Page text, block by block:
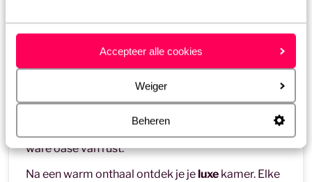
Accepteer alle cookies
Weiger
Beheren
Agriturismo Terre di Ginepro
Deze prachtige argriturismo ligt op 30 minuten
een
ware oase van rust.
Na een warm onthaal ontdek je jeluxe kamer. Elke